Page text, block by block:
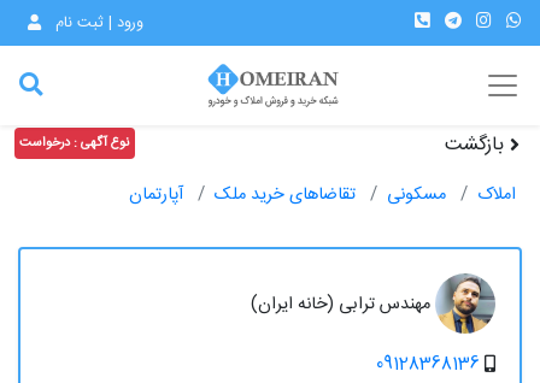
ورود | ثبت نام
بازگشت نوع آگهی : درخواست
املاک مسکونی تقاضاهای خرید ملک آپارتمان
مهندس ترابی (خانه ایران)
09128368136